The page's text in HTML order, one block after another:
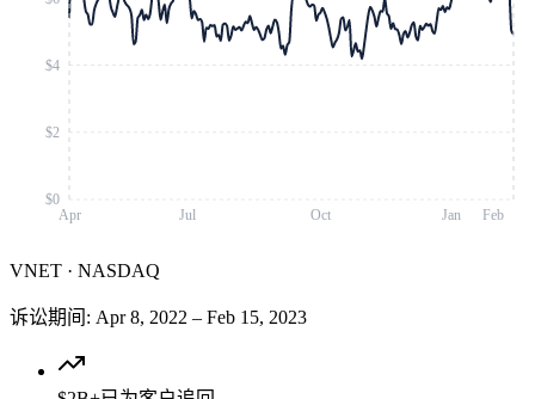
Apr Jul Oct Jan Feb
$0
$2
$4
VNET · NASDAQ
诉讼期间 : Apr 8, 2022 – Feb 15, 2023